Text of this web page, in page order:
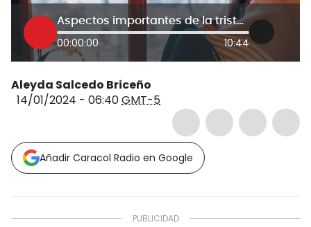
Aspectos importantes de la tristeza. Esta puede ser positiva o negativa en el ser humano
00:00:00 10:44
Aleyda Salcedo Briceño
14/01/2024 - 06:40GMT-5
Añadir Caracol Radio en Google